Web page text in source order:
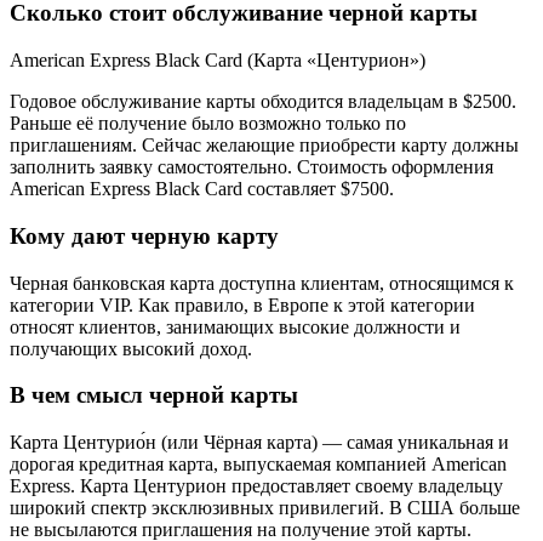
Сколько стоит обслуживание черной карты
American Express Black Card (Карта «Центурион»)
Годовое обслуживание карты обходится владельцам в $2500.
Раньше её получение было возможно только по
приглашениям. Сейчас желающие приобрести карту должны
заполнить заявку самостоятельно. Стоимость оформления
American Express Black Card составляет $7500.
Кому дают черную карту
Черная банковская карта доступна клиентам, относящимся к
категории VIP. Как правило, в Европе к этой категории
относят клиентов, занимающих высокие должности и
получающих высокий доход.
В чем смысл черной карты
Карта Центурио́н (или Чёрная карта) — самая уникальная и
дорогая кредитная карта, выпускаемая компанией American
Express. Карта Центурион предоставляет своему владельцу
широкий спектр эксклюзивных привилегий. В США больше
не высылаются приглашения на получение этой карты.